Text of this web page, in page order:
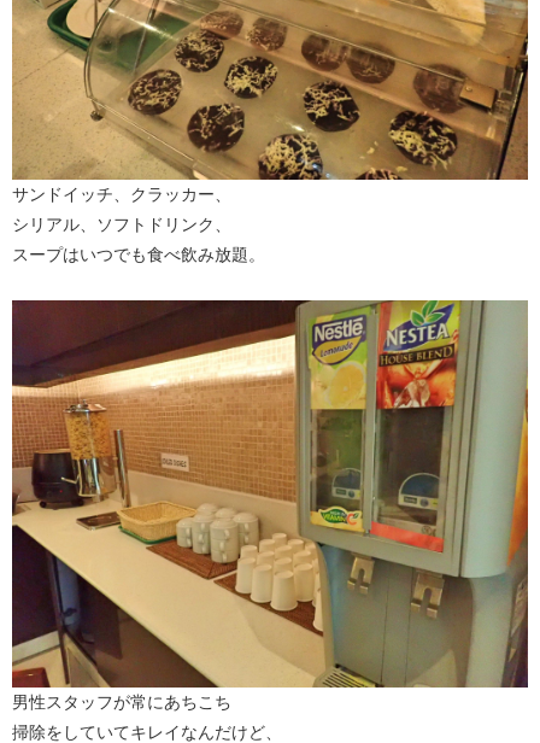
サンドイッチ、クラッカー、
シリアル、ソフトドリンク、
スープはいつでも食べ飲み放題。
男性スタッフが常にあちこち
掃除をしていてキレイなんだけど、